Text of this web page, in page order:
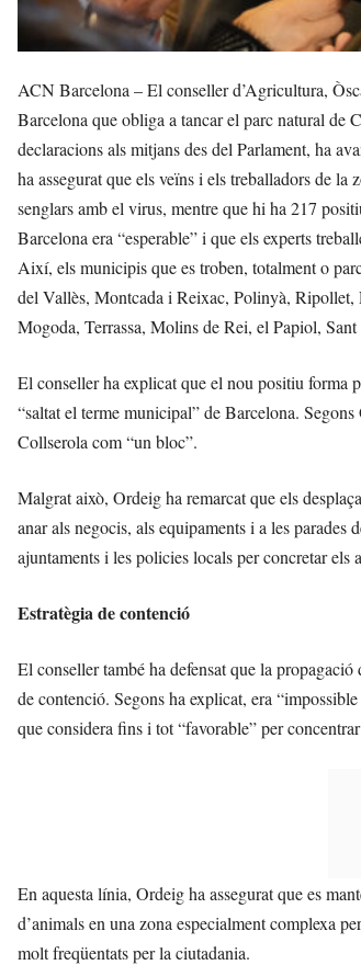
ACN Barcelona – El conseller d’Agricultura,
Barcelona que obliga a tancar el parc natural de
declaracions als mitjans des del Parlament, ha
ha assegurat que els veïns i els treballadors de
senglars amb el virus, mentre que hi ha 217
Barcelona era “esperable” i que els experts
Així, els municipis que es troben, totalment o
del Vallès, Montcada i Reixac, Polinyà, Ripollet,
Mogoda, Terrassa, Molins de Rei, el Papiol,
El conseller ha explicat que el nou positiu forma
“saltat el terme municipal” de Barcelona.
Collserola com “un bloc”.
Malgrat això, Ordeig ha remarcat que els
anar als negocis, als equipaments i a les
ajuntaments i les policies locals per concretar els
Estratègia de contenció
El conseller també ha defensat que la
de contenció. Segons ha explicat, era
que considera fins i tot “favorable” per
En aquesta línia, Ordeig ha assegurat que es
d’animals en una zona especialment complexa
molt freqüentats per la ciutadania.